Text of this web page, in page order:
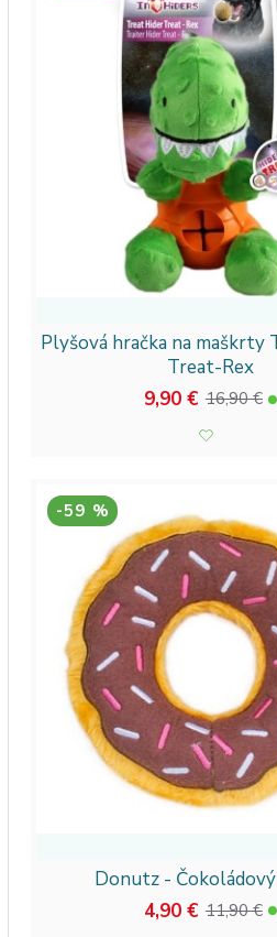
Plyšová hračka na maškrty
Treat-Rex
9,90 € 16,90 €
-59 %
Donutz -
4,90 € 11,90 €